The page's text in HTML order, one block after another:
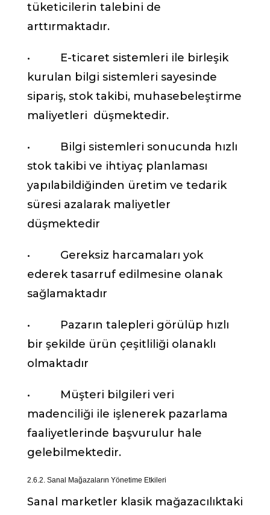
tüketicilerin talebini de
arttırmaktadır.
• E-ticaret sistemleri ile birleşik
kurulan bilgi sistemleri sayesinde
sipariş, stok takibi, muhasebeleştirme
maliyetleri düşmektedir.
• Bilgi sistemleri sonucunda hızlı
stok takibi ve ihtiyaç planlaması
yapılabildiğinden üretim ve tedarik
süresi azalarak maliyetler
düşmektedir
• Gereksiz harcamaları yok
ederek tasarruf edilmesine olanak
sağlamaktadır
• Pazarın talepleri görülüp hızlı
bir şekilde ürün çeşitliliği olanaklı
olmaktadır
• Müşteri bilgileri veri
madenciliği ile işlenerek pazarlama
faaliyetlerinde başvurulur hale
gelebilmektedir.
2.6.2. Sanal Mağazaların Yönetime Etkileri
Sanal marketler klasik mağazacılıktaki